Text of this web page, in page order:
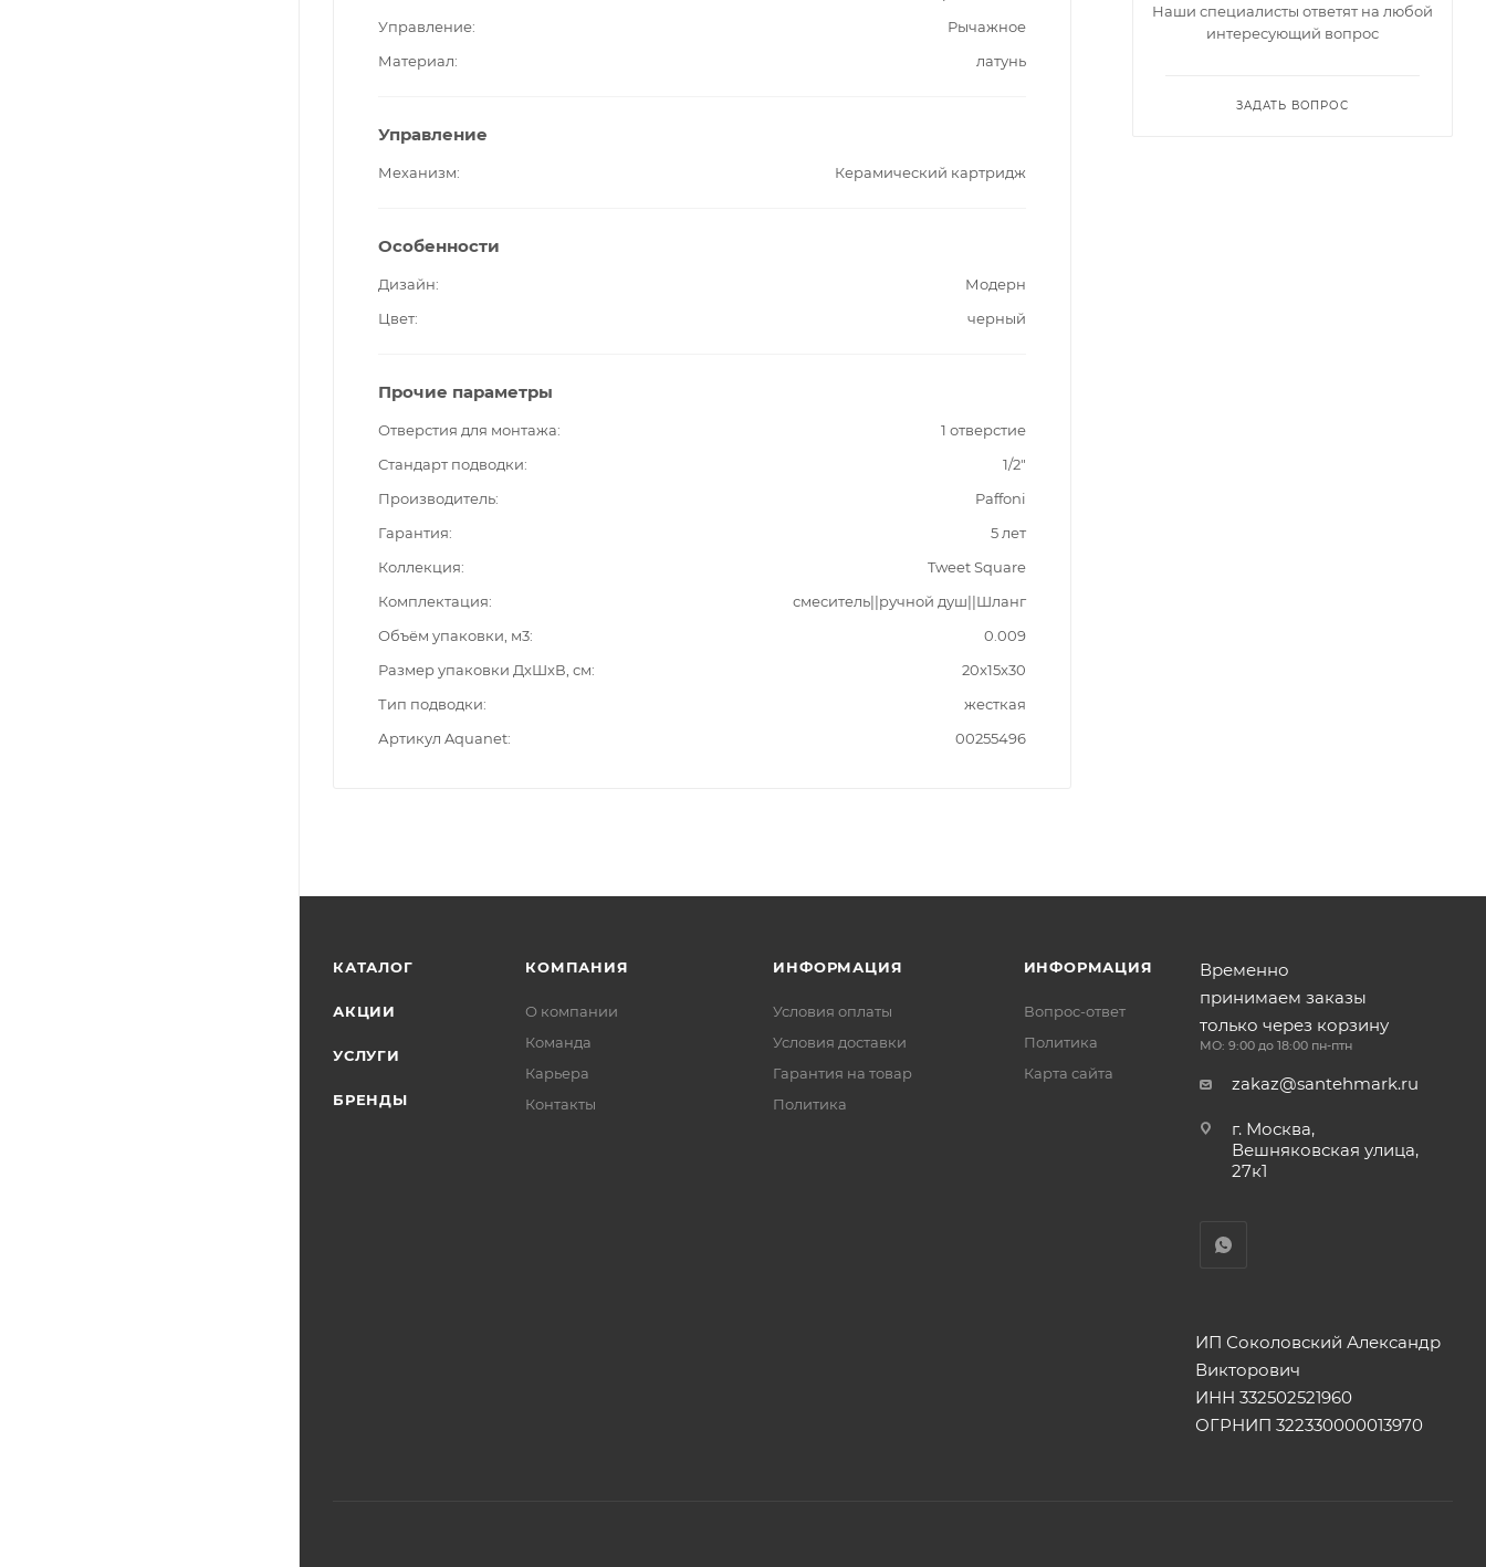
Управление
Рычажное
Материал
латунь
Управление
Механизм Керамический картридж
Особенности
Дизайн
Модерн
Цвет
черный
Прочие параметры
Отверстия для монтажа
1 отверстие
Стандарт подводки
1/2"
Производитель
Paffoni
Гарантия
5 лет
Коллекция
Tweet Square
Комплектация
смеситель||ручной душ||Шланг
Объём упаковки, м3
0.009
Размер упаковки ДxШxВ, см
20x15x30
Тип подводки
жесткая
Артикул Aquanet
00255496
Наши специалисты ответят на любой
интересующий вопрос
ЗАДАТЬ ВОПРОС
КАТАЛОГ
АКЦИИ
УСЛУГИ
БРЕНДЫ
КОМПАНИЯ
О компании
Команда
Карьера
Контакты
ИНФОРМАЦИЯ
Условия оплаты
Условия доставки
Гарантия на товар
Политика
ИНФОРМАЦИЯ
Вопрос-ответ
Политика
Карта сайта
Временно
принимаем заказы
только через корзину
МО: 9:00 до 18:00 пн-птн
zakaz@santehmark.ru
г. Москва,
Вешняковская улица,
27к1
ИП Соколовский Александр
Викторович
ИНН 332502521960
ОГРНИП 322330000013970